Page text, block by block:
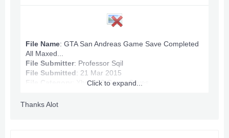
File Name: GTA San Andreas Game Save Completed
All Maxed...
File Submitter: Professor Sqil
File Submitted: 21 Mar 2015
Xbox360 Game Saves
Click to expand...
Thanks Alot